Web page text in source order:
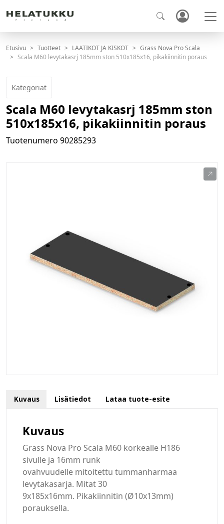
Etusivu Tuotteet LAATIKOT JA KISKOT
Grass Nova Pro Scala
Scala M60 levytakasrj 185mm ston 510x185x16, pikakiinnitin poraus
Kategoriat
Scala M60 levytakasrj 185mm ston
510x185x16, pikakiinnitin poraus
Tuotenumero 90285293
Kuvaus Lisätiedot Lataa tuote-esite
Kuvaus
Grass Nova Pro Scala M60 korkealle H186
sivulle ja 16mm runk
ovahvuudelle mitoitettu tummanharmaa
levytakasarja. Mitat 30
9x185x16mm. Pikakiinnitin (Ø10x13mm)
porauksella.